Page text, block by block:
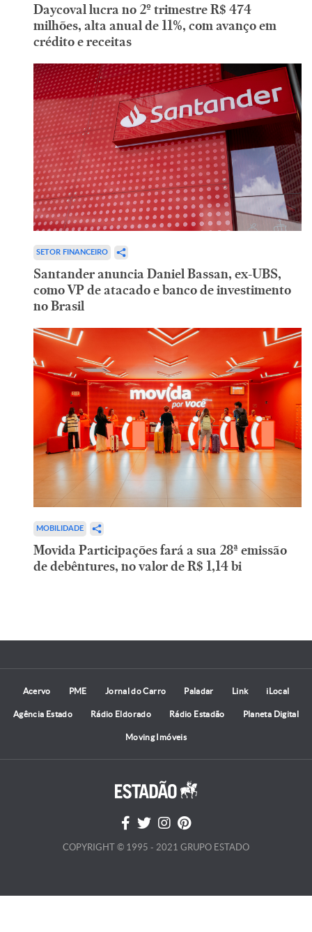
Daycoval lucra no 2º trimestre R$ 474
milhões, alta anual de 11%, com avanço em
crédito e receitas
SETOR FINANCEIRO
Santander anuncia Daniel Bassan, ex-UBS,
como VP de atacado e banco de investimento
no Brasil
MOBILIDADE
Movida Participações fará a sua 28ª emissão
de debêntures, no valor de R$ 1,14 bi
Acervo PME Jornal do Carro Paladar Link iLocal
Agência Estado Rádio Eldorado Rádio Estadão Planeta Digital
Moving Imóveis
COPYRIGHT © 1995 - 2021 GRUPO ESTADO